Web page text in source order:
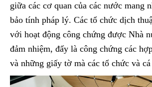
giữa các cơ quan của các nước mang
bảo tính pháp lý. Các tổ chức dịch
với hoạt động công chứng được Nhà
đảm nhiệm, đấy là công chứng các
và những giấy tờ mà các tổ chức và